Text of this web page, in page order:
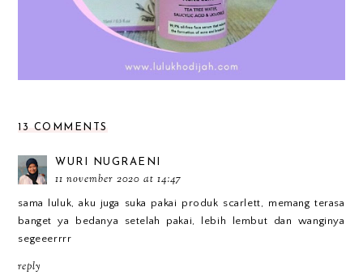
13 COMMENTS
WURI NUGRAENI
11 november 2020 at 14:47
sama luluk, aku juga suka pakai produk scarlett, memang terasa
banget ya bedanya setelah pakai, lebih lembut dan wanginya
segeeerrrr
reply